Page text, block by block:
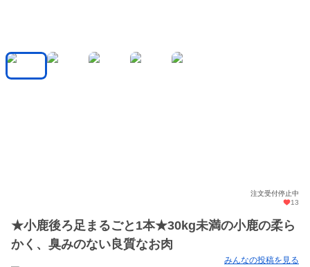
注文受付停止中
13
★小鹿後ろ足まるごと1本★30kg未満の小鹿の柔ら
かく、臭みのない良質なお肉
みんなの投稿を見る